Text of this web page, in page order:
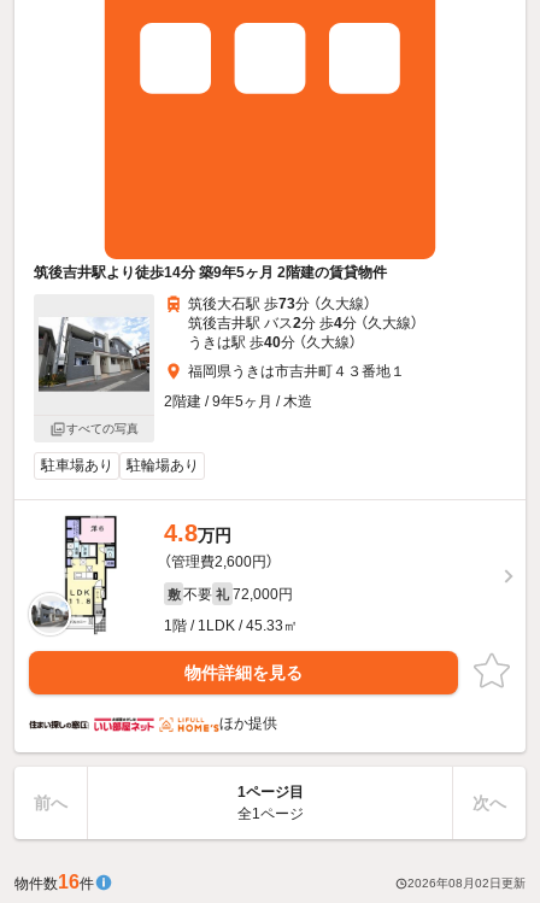
筑後吉井駅より徒歩14分 築9年5ヶ月 2階建の賃貸物件
すべての写真
筑後大石駅 歩73分 （久大線）
筑後吉井駅 バス2分 歩4分 （久大線）
うきは駅 歩40分 （久大線）
福岡県うきは市吉井町４３番地１
2階建 / 9年5ヶ月 / 木造
駐車場あり 駐輪場あり
4.8万円
（管理費2,600円）
敷 不要 礼 72,000円
1階 / 1LDK / 45.33㎡
物件詳細を見る
ほか提供
前へ
1ページ目
全1ページ
次へ
物件数16件 2026年08月02日 更新